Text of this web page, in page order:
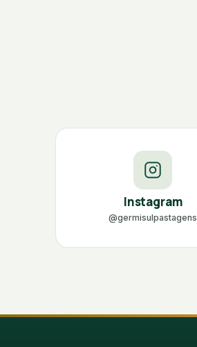
Instagram
@germisulpastagens